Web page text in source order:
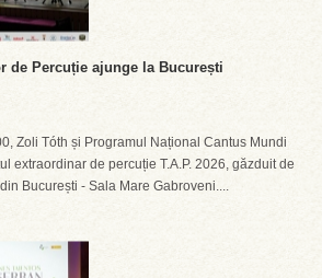
de Percuție ajunge la București
Zoli Tóth și Programul Național Cantus Mundi
extraordinar de percuție T.A.P. 2026, găzduit de
București - Sala Mare Gabroveni....